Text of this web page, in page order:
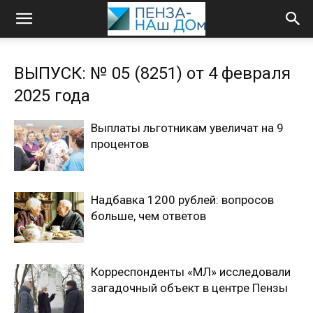
ВЫПУСК: № 05 (8251) от 4 февраля
2025 года
Выплаты льготникам увеличат на 9
процентов
Надбавка 1200 рублей: вопросов
больше, чем ответов
Корреспонденты «МЛ» исследовали
загадочный объект в центре Пензы